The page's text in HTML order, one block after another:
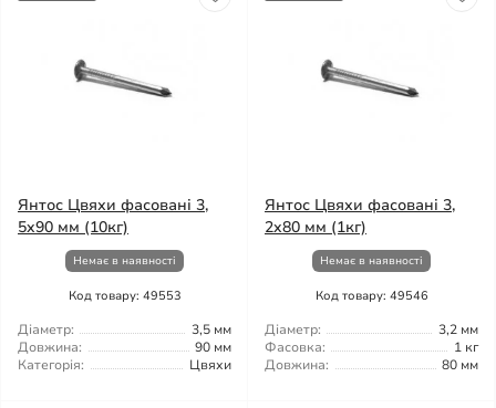
Янтос Цвяхи фасовані 3,
5x90 мм (10кг)
Немає в наявності
Код товару: 49553
Діаметр:
3,5 мм
Довжина:
90 мм
Категорія:
Цвяхи
Янтос Цвяхи фасовані 3,
2x80 мм (1кг)
Немає в наявності
Код товару: 49546
Діаметр:
3,2 мм
Фасовка:
1 кг
Довжина:
80 мм